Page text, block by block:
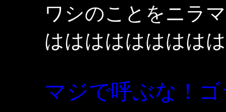
ワシのことをニラ
はははははははは
マジで呼ぶな！